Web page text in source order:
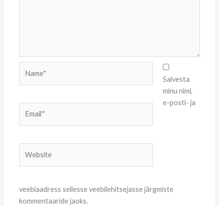
Salvesta
minu nimi,
e-posti- ja
veebiaadress sellesse veebilehitsejasse järgmiste
kommentaaride jaoks.